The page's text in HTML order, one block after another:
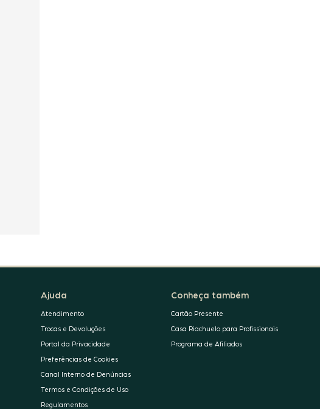
Ajuda
Atendimento
Trocas e Devoluções
Portal da Privacidade
Preferências de Cookies
Canal Interno de Denúncias
Termos e Condições de Uso
Regulamentos
Conheça também
Cartão Presente
Casa Riachuelo para Profissionais
Programa de Afiliados